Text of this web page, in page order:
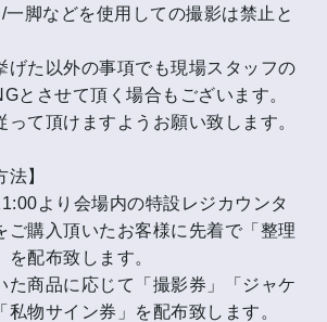
脚などを使用しての撮影は禁止と
げた以外の事項でも現場スタッフの
とさせて頂く場合もございます。
って頂けますようお願い致します。
法】
より会場内の特設レジカウンタ
ご購入頂いたお客様に先着で「整理
配布致します。
た商品に応じて「撮影券」「ジャケ
私物サイン券」を配布致します。